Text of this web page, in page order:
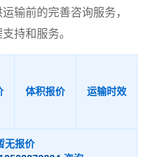
输前的完善咨询服务，
持和服务。
体积报价 运输时效
无报价